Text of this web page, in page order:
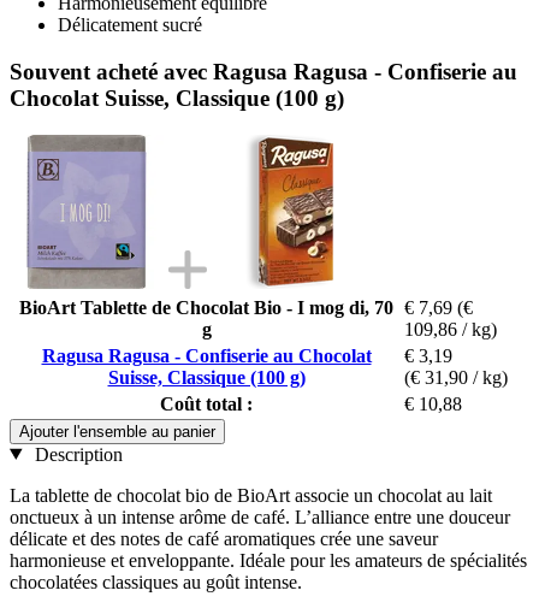
Délicatement sucré
Souvent acheté avec Ragusa Ragusa - Confiserie au
Chocolat Suisse, Classique (100 g)
BioArt Tablette de Chocolat Bio - I mog di, 70
g
€ 7,69 (€
109,86 / kg)
Ragusa Ragusa - Confiserie au Chocolat
Suisse, Classique (100 g)
€ 3,19
(€ 31,90 / kg)
Coût total :
€ 10,88
Ajouter l'ensemble au panier
Description
La tablette de chocolat bio de BioArt associe un chocolat au lait
onctueux à un intense arôme de café. L’alliance entre une douceur
délicate et des notes de café aromatiques crée une saveur
harmonieuse et enveloppante. Idéale pour les amateurs de spécialités
chocolatées classiques au goût intense.